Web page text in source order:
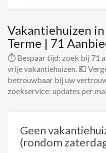
Vakantiehuizen in
Terme | 71
⏱️ Bespaar tijd: zoek bij 71
vrije vakantiehuizen. 💶
betrouwbaar bij uw
zoekservice: updates per
Geen
(rondom